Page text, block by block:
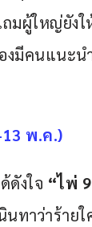
มผู้ใหญ่ยังใ
มีคนแนะน
13 พ.ค.)
ดังใจ “ไพ่
ทาว่าร้าย